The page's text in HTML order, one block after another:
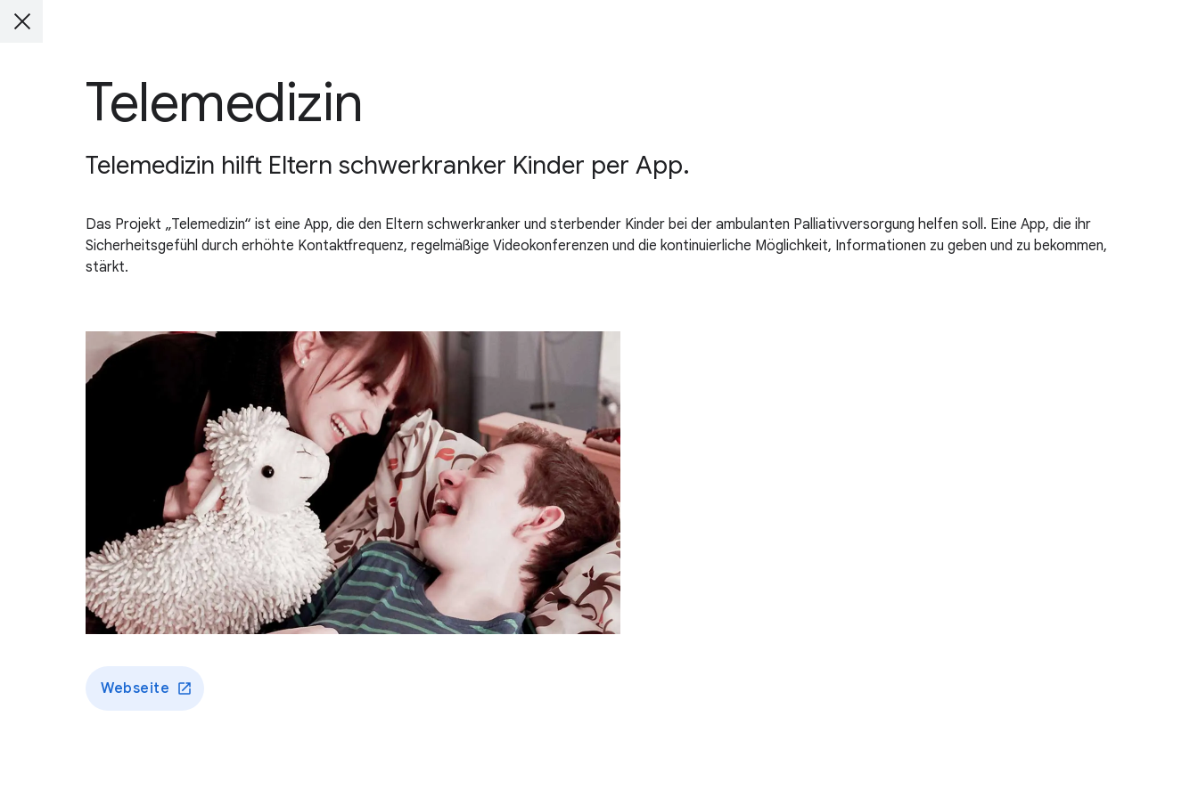
Telemedizin
Telemedizin hilft Eltern schwerkranker Kinder per App.
Das Projekt „Telemedizin“ ist eine App, die den Eltern schwerkranker und sterbender Kinder bei der ambulanten Palliativversorgung helfen soll. Eine App, die ihr
Sicherheitsgefühl durch erhöhte Kontaktfrequenz, regelmäßige Videokonferenzen und die kontinuierliche Möglichkeit, Informationen zu geben und zu bekommen,
stärkt.
Webseite